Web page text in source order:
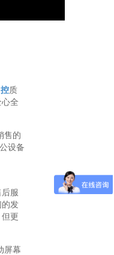
质
全
售的
设备
服
的发
更
屏幕